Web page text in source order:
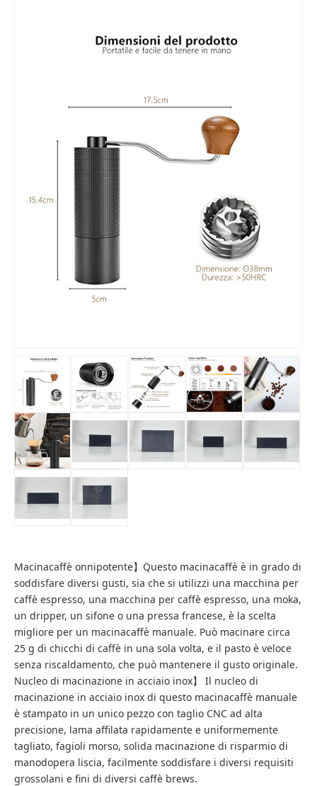
Macinacaffè onnipotente】Questo macinacaffè è in grado di
soddisfare diversi gusti, sia che si utilizzi una macchina per
caffè espresso, una macchina per caffè espresso, una moka,
un dripper, un sifone o una pressa francese, è la scelta
migliore per un macinacaffè manuale. Può macinare circa
25 g di chicchi di caffè in una sola volta, e il pasto è veloce
senza riscaldamento, che può mantenere il gusto originale.
Nucleo di macinazione in acciaio inox】 Il nucleo di
macinazione in acciaio inox di questo macinacaffè manuale
è stampato in un unico pezzo con taglio CNC ad alta
precisione, lama affilata rapidamente e uniformemente
tagliato, fagioli morso, solida macinazione di risparmio di
manodopera liscia, facilmente soddisfare i diversi requisiti
grossolani e fini di diversi caffè brews.